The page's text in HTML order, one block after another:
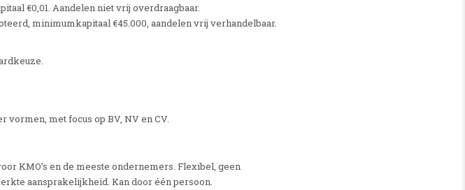
€0,01. Aandelen niet vrij overdraagbaar.
minimumkapitaal €45.000, aandelen vrij verhandelbaar.
vormen, met focus op BV, NV en CV.
KMO’s en de meeste ondernemers. Flexibel, geen
aansprakelijkheid. Kan door één persoon.